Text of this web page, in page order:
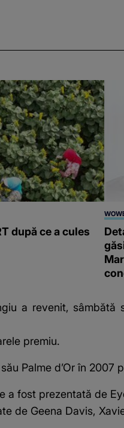
după ce a cules
a revenit,
premiu.
Palme d’Or în 2007
a fost prezentată de
de Geena Davis,